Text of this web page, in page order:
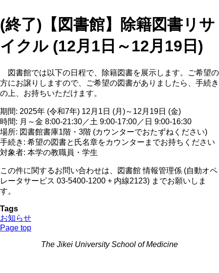
(終了)【図書館】除籍図書リサ
イクル (12月1日～12月19日)
図書館では以下の日程で、除籍図書を展示します。ご希望の
方にお譲りしますので、ご希望の図書がありましたら、手続き
の上、お持ちいただけます。
期間: 2025年 (令和7年) 12月1日 (月)～12月19日 (金)
時間: 月～金 8:00-21:30／土 9:00-17:00／日 9:00-16:30
場所: 図書館書庫1階・3階 (カウンターでおたずねください)
手続き: 希望の図書と氏名章をカウンターまでお持ちください
対象者: 本学の教職員・学生
この件に関するお問い合わせは、図書館 情報管理係 (自動オペ
レータサービス 03-5400-1200 + 内線2123) までお願いしま
す。
Tags
お知らせ
Page top
The Jikei University School of Medicine